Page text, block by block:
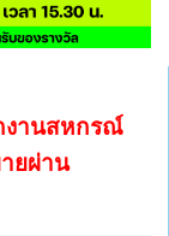
งานสหกรณ์
ยผ่าน